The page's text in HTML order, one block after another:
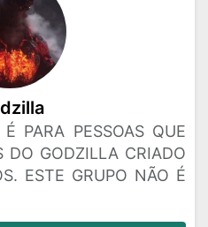
PARA PESSOAS QUE
DO GODZILLA CRIADO
ESTE GRUPO NÃO É